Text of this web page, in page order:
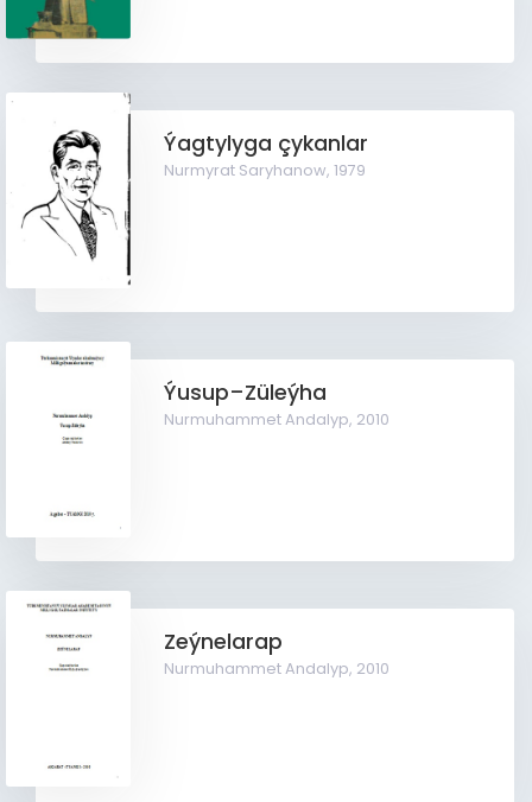
Ýagtylyga çykanlar
Nurmyrat Saryhanow,1979
Ýusup–Züleýha
Nurmuhammet Andalyp, 2010
Zeýnelarap
Nurmuhammet Andalyp, 2010